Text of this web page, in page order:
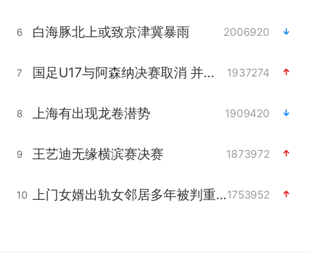
6 白海豚北上或致京津冀暴雨 2006920
7 国足U17与阿森纳决赛取消 并列冠军 1937274
8 上海有出现龙卷潜势 1909420
9 王艺迪无缘横滨赛决赛 1873972
10 上门女婿出轨女邻居多年被判重婚罪1753952